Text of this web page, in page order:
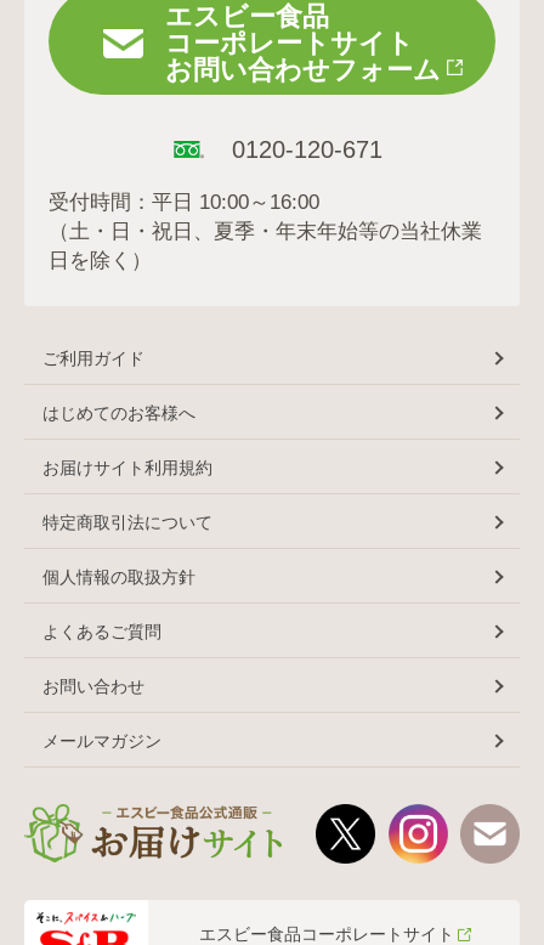
エスビー食品
コーポレートサイト
お問い合わせフォーム
0120-120-671
受付時間：平日 10:00～16:00
（土・日・祝日、夏季・年末年始等の当社休業
日を除く）
ご利用ガイド
はじめてのお客様へ
お届けサイト利用規約
特定商取引法について
個人情報の取扱方針
よくあるご質問
お問い合わせ
メールマガジン
エスビー食品コーポレートサイト